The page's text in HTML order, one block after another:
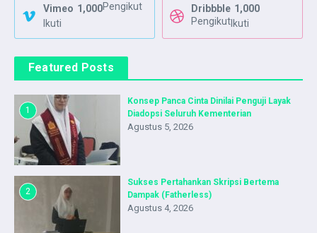
Vimeo 1,000Pengikut
Ikuti
Dribbble 1,000
Pengikut Ikuti
Featured Posts
1
Konsep Panca Cinta Dinilai Penguji Layak
Diadopsi Seluruh Kementerian
Agustus 5, 2026
2
Sukses Pertahankan Skripsi Bertema
Dampak (Fatherless)
Agustus 4, 2026